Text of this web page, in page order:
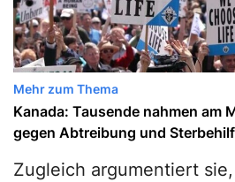
Mehr zum Thema
Kanada: Tausende nahmen am
gegen Abtreibung und
Zugleich argumentiert